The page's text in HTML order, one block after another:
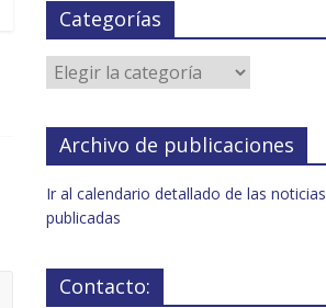
Categorías
Archivo de publicaciones
Ir al calendario detallado de las noticias
publicadas
Contacto: